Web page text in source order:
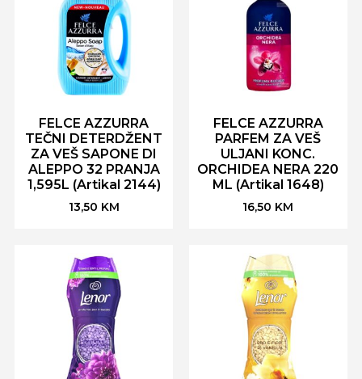
FELCE AZZURRA
TEČNI DETERDŽENT
ZA VEŠ SAPONE DI
ALEPPO 32 PRANJA
1,595L (Artikal 2144)
13,50 KM
FELCE AZZURRA
PARFEM ZA VEŠ
ULJANI KONC.
ORCHIDEA NERA 220
ML (Artikal 1648)
16,50 KM